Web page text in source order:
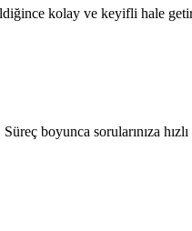
kolay ve keyifli hale
Süreç boyunca sorularınıza